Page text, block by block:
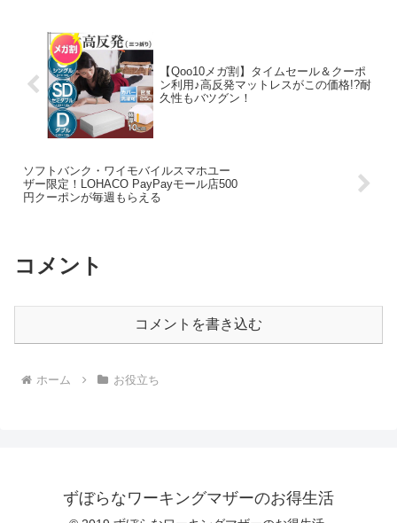
【Qoo10メガ割】タイムセール＆クーポ
ン利用♪高反発マットレスがこの価格!?耐
久性もバツグン！
ソフトバンク・ワイモバイルスマホユー
ザー限定！LOHACO PayPayモール店500
円クーポンが毎週もらえる
コメント
コメントを書き込む
ホーム お役立ち
ずぼらなワーキングマザーのお得生活